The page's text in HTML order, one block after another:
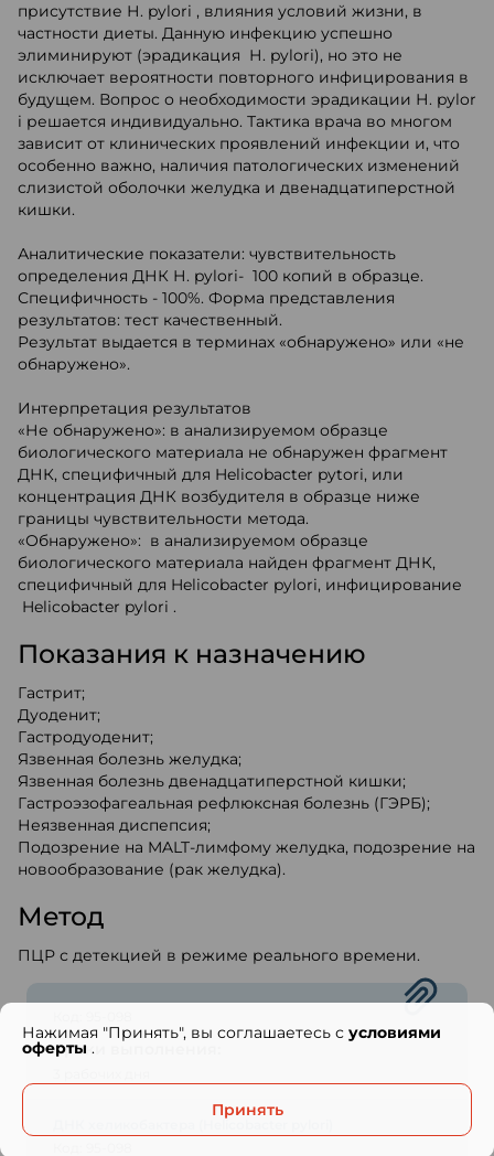
присутствие Н. pylori , влияния условий жизни, в
частности диеты. Данную инфекцию успешно
элиминируют (эрадикация Н. pylori), но это не
исключает вероятности повторного инфицирования в
будущем. Вопрос о необходимости эрадикации Н. pylor
i решается индивидуально. Тактика врача во многом
зависит от клинических проявлений инфекции и, что
особенно важно, наличия патологических изменений
слизистой оболочки желудка и двенадцатиперстной
кишки.
Аналитические показатели: чувствительность
определения ДНК Н. pylori- 100 копий в образце.
Специфичность - 100%. Форма представления
результатов: тест качественный.
Результат выдается в терминах «обнаружено» или «не
обнаружено».
Интерпретация результатов
«Не обнаружено»: в анализируемом образце
биологического материала не обнаружен фрагмент
ДНК, специфичный для Helicobacter pytori, или
концентрация ДНК возбудителя в образце ниже
границы чувствительности метода.
«Обнаружено»: в анализируемом образце
биологического материала найден фрагмент ДНК,
специфичный для Helicobacter pylori, инфицирование
Helicobacter pylori .
Показания к назначению
Гастрит;
Дуоденит;
Гастродуоденит;
Язвенная болезнь желудка;
Язвенная болезнь двенадцатиперстной кишки;
Гастроэзофагеальная рефлюксная болезнь (ГЭРБ);
Неязвенная диспепсия;
Подозрение на MALT-лимфому желудка, подозрение на
новообразование (рак желудка).
Метод
ПЦР с детекцией в режиме реального времени.
Сроки выполнения:
Нажимая "Принять", вы соглашаетесь с условиями
оферты .
Принять